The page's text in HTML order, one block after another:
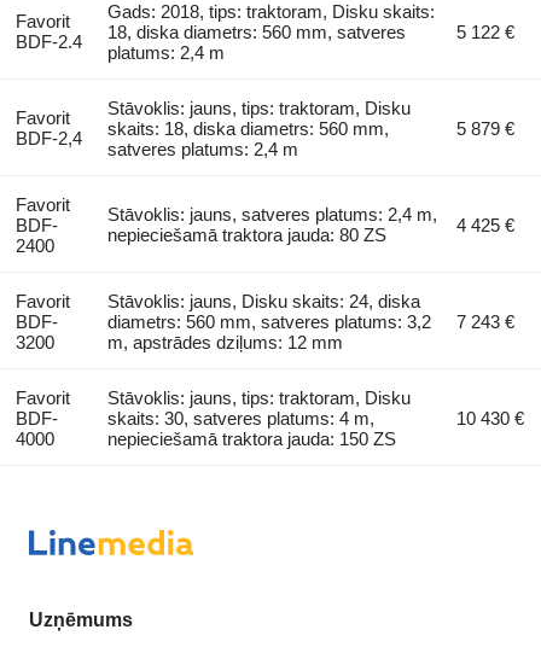
Favorit
BDF-2.4
Gads: 2018, tips: traktoram, Disku skaits:
18, diska diametrs: 560 mm, satveres
platums: 2,4 m
5 122 €
Favorit
BDF-2,4
Stāvoklis: jauns, tips: traktoram, Disku
skaits: 18, diska diametrs: 560 mm,
satveres platums: 2,4 m
5 879 €
Favorit
BDF-
2400
Stāvoklis: jauns, satveres platums: 2,4 m,
nepieciešamā traktora jauda: 80 ZS
4 425 €
Favorit
BDF-
3200
Stāvoklis: jauns, Disku skaits: 24, diska
diametrs: 560 mm, satveres platums: 3,2
m, apstrādes dziļums: 12 mm
7 243 €
Favorit
BDF-
4000
Stāvoklis: jauns, tips: traktoram, Disku
skaits: 30, satveres platums: 4 m,
nepieciešamā traktora jauda: 150 ZS
10 430 €
Uzņēmums